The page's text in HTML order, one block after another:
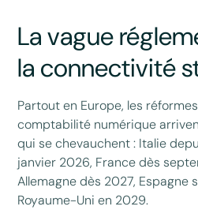
La vague
la connectivité
Partout en Europe, les
comptabilité numérique
qui se chevauchent : Italie
janvier 2026, France dès
Allemagne dès 2027, Espagne
Royaume-Uni en 2029.